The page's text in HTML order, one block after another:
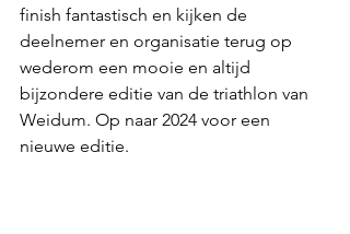
finish fantastisch en kijken de
deelnemer en organisatie terug op
wederom een mooie en altijd
bijzondere editie van de triathlon van
Weidum. Op naar 2024 voor een
nieuwe editie.